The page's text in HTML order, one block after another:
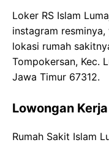
Loker RS Islam
instagram resminya,
lokasi rumah
Tompokersan, Kec.
Jawa Timur 67312.
Lowongan
Rumah Sakit Islam